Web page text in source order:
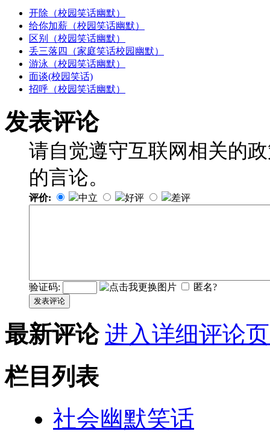
开除（校园笑话幽默）
给你加薪（校园笑话幽默）
区别（校园笑话幽默）
丢三落四（家庭笑话校园幽默）
游泳（校园笑话幽默）
面谈(校园笑话)
招呼（校园笑话幽默）
发表评论
请自觉遵守互联网相关的
的言论。
评价: 中立 好评 差评
验证码: 匿名?
发表评论
最新评论 进入详细评论
栏目列表
社会幽默笑话